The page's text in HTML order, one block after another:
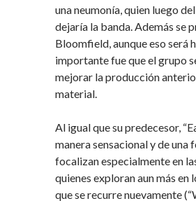
una neumonía, quien luego
dejaría la banda. Además se
Bloomfield, aunque eso será
importante fue que el grupo
mejorar la producción
material.
Al igual que su predecesor,
manera sensacional y de una
focalizan especialmente en
quienes exploran aun más en
que se recurre nuevamente